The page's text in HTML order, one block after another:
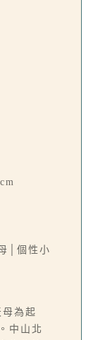
│個性小
為起
中山北